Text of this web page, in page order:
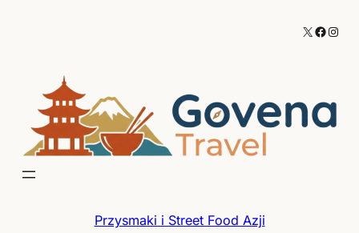
X
Przysmaki i Street Food Azji